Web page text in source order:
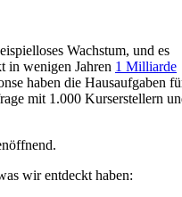
Wachstum, und es
in wenigen Jahren 1 Milliarde
haben die Hausaufgaben
mit 1.000 Kurserstellern
wir entdeckt haben: